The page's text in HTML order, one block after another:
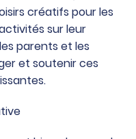
créatifs pour les
sur leur
parents et les
et soutenir ces